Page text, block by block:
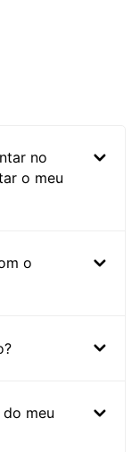
no
o meu
o
meu